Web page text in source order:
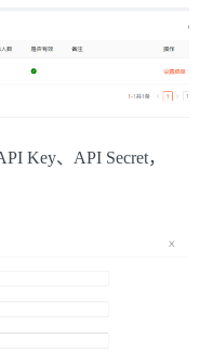
Key、API Secret，